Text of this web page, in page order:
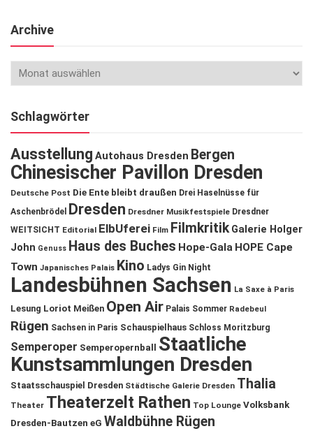
Archive
Schlagwörter
Ausstellung Autohaus Dresden Bergen
Chinesischer Pavillon Dresden
Deutsche Post Die Ente bleibt draußen Drei Haselnüsse für
Aschenbrödel
Dresden Dresdner Musikfestspiele Dresdner
WEITSICHT Editorial ElbUferei Film Filmkritik Galerie Holger
John Genuss Haus des Buches Hope-Gala HOPE Cape
Town Japanisches Palais Kino Ladys Gin Night
Landesbühnen Sachsen La Saxe à Paris
Lesung Loriot Meißen Open Air Palais Sommer Radebeul
Rügen Sachsen in Paris Schauspielhaus Schloss Moritzburg
Semperoper Semperopernball
Staatliche
Kunstsammlungen Dresden
Staatsschauspiel Dresden Städtische Galerie Dresden Thalia
Theater Theaterzelt Rathen Top Lounge Volksbank
Dresden-Bautzen eG Waldbühne Rügen